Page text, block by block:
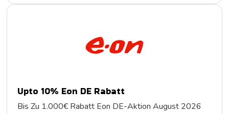
Upto 10% Eon DE Rabatt
Bis Zu 1.000€ Rabatt Eon DE-Aktion August 2026